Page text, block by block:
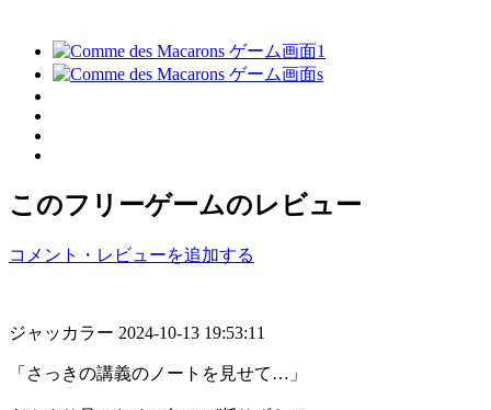
このフリーゲームのレビュー
コメント・レビューを追加する
ジャッカラー 2024-10-13 19:53:11
「さっきの講義のノートを見せて…」